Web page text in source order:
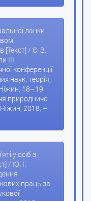
ланки
[Текст] / Є. В.
ІІІ
конференції
наук: теорія,
Ніжин, 18–19
природничо-
2018. –
у осіб з
/ Ю. І.
праць за